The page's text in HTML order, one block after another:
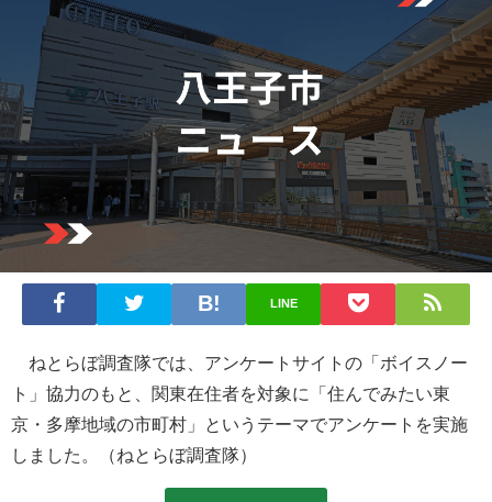
LINE
ねとらぼ調査隊では、アンケートサイトの「ボイスノー
ト」協力のもと、関東在住者を対象に「住んでみたい東
京・多摩地域の市町村」というテーマでアンケートを実施
しました。（ねとらぼ調査隊）